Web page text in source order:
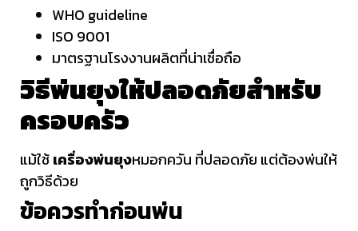
WHO guideline
ISO 9001
มาตรฐานโรงงานผลิตที่น่าเชื่อถือ
วิธีพ่นยุงให้ปลอดภัยสำหรับ
ครอบครัว
แม้ใช้เครื่องพ่นยุงหมอกควัน ที่ปลอดภัย แต่ต้องพ่นให้
ถูกวิธีด้วย
ข้อควรทำก่อนพ่น